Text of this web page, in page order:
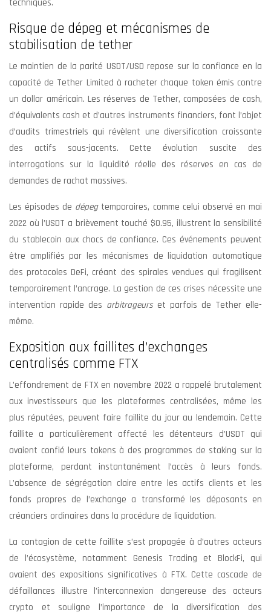
techniques.
Risque de dépeg et mécanismes de
stabilisation de tether
Le maintien de la parité USDT/USD repose sur la confiance en la
capacité de Tether Limited à racheter chaque token émis contre
un dollar américain. Les réserves de Tether, composées de cash,
d’équivalents cash et d’autres instruments financiers, font l’objet
d’audits trimestriels qui révèlent une diversification croissante
des actifs sous-jacents. Cette évolution suscite des
interrogations sur la liquidité réelle des réserves en cas de
demandes de rachat massives.
Les épisodes de dépeg temporaires, comme celui observé en mai
2022 où l’USDT a brièvement touché $0.95, illustrent la sensibilité
du stablecoin aux chocs de confiance. Ces événements peuvent
être amplifiés par les mécanismes de liquidation automatique
des protocoles DeFi, créant des spirales vendues qui fragilisent
temporairement l’ancrage. La gestion de ces crises nécessite une
intervention rapide des arbitrageurs et parfois de Tether elle-
même.
Exposition aux faillites d’exchanges
centralisés comme FTX
L’effondrement de FTX en novembre 2022 a rappelé brutalement
aux investisseurs que les plateformes centralisées, même les
plus réputées, peuvent faire faillite du jour au lendemain. Cette
faillite a particulièrement affecté les détenteurs d’USDT qui
avaient confié leurs tokens à des programmes de staking sur la
plateforme, perdant instantanément l’accès à leurs fonds.
L’absence de ségrégation claire entre les actifs clients et les
fonds propres de l’exchange a transformé les déposants en
créanciers ordinaires dans la procédure de liquidation.
La contagion de cette faillite s’est propagée à d’autres acteurs
de l’écosystème, notamment Genesis Trading et BlockFi, qui
avaient des expositions significatives à FTX. Cette cascade de
défaillances illustre l’interconnexion dangereuse des acteurs
crypto et souligne l’importance de la diversification des